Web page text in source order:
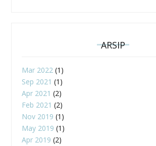
ARSIP
Mar 2022 (1)
Sep 2021 (1)
Apr 2021 (2)
Feb 2021 (2)
Nov 2019 (1)
May 2019 (1)
Apr 2019 (2)